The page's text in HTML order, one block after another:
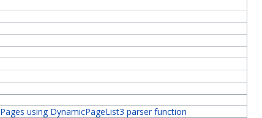
Pages using DynamicPageList3 parser function